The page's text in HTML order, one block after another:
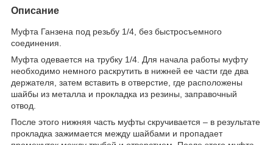
Описание
Муфта Ганзена под резьбу 1/4, без быстросъемного
соединения.
Муфта одевается на трубку 1/4. Для начала работы муфту
необходимо немного раскрутить в нижней ее части где два
держателя, затем вставить в отверстие, где расположены
шайбы из металла и прокладка из резины, заправочный
отвод.
После этого нижняя часть муфты скручивается – в результате
прокладка зажимается между шайбами и пропадает